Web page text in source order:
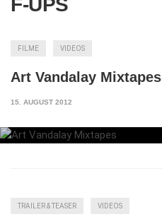
FILME VIDEOS
Art Vandalay Mixtapes
15. AUGUST 2012
TRAILER & TEASER VIDEOS